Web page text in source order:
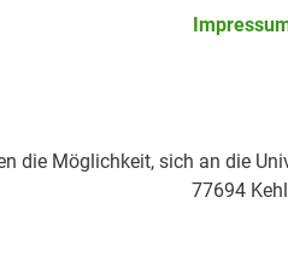
die Möglichkeit, sich an die
77694